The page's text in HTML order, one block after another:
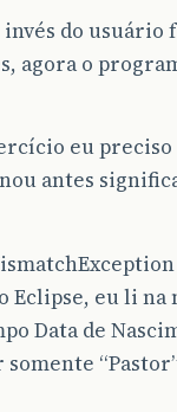
espec,
Continuar?
iterator
(Animal) it .next
.
do
agora o
eu
antes
Eclipse, eu li
Data de